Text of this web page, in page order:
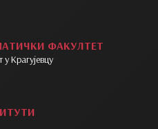
ФАКУЛТЕТ
у Крагујевцу